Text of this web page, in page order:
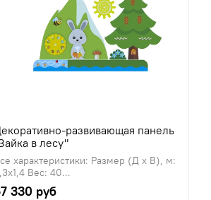
развивающая панель
в лесу"
характеристики: Размер (Д х В), м:
Вес: 40...
330 руб